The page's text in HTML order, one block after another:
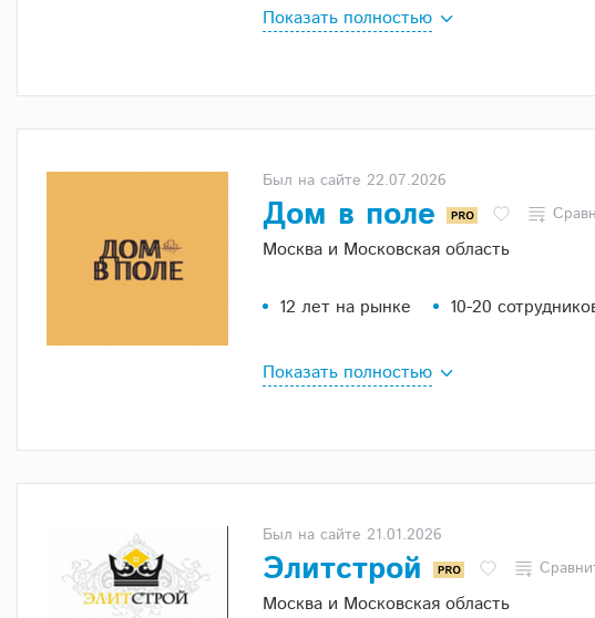
Показать полностью
Был на сайте 22.07.2026
Дом в поле
Москва и Московская область
12 лет на рынке 10-20
Показать полностью
Был на сайте 21.01.2026
Элитстрой
Москва и Московская область